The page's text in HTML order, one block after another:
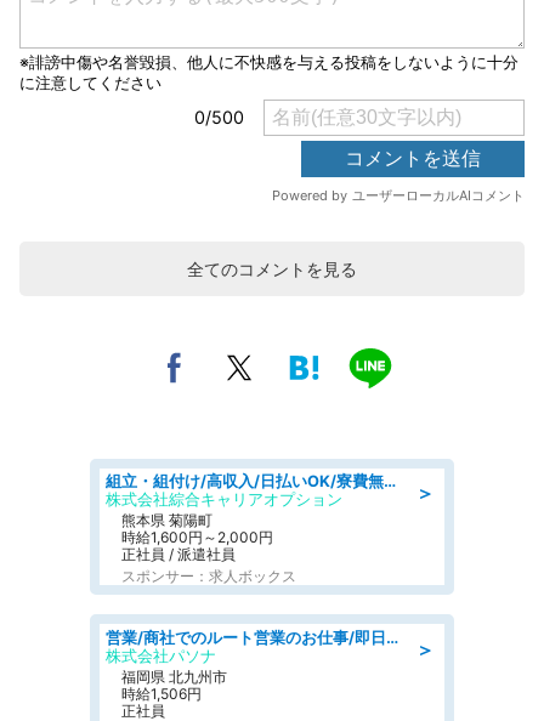
全てのコメントを見る
＞
組立・組付け/高収入/日払いOK/寮費無料/交替制/20・30・40代活躍中
株式会社綜合キャリアオプション
熊本県 菊陽町
時給1,600円～2,000円
正社員 / 派遣社員
スポンサー：求人ボックス
＞
営業/商社でのルート営業のお仕事/即日勤務可/車通勤可/営業
株式会社パソナ
福岡県 北九州市
時給1,506円
正社員